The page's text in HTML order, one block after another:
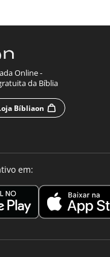
Online -
da Bíblia
Bíbliaon
em: